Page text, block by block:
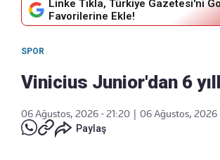
Linke Tıkla, Türkiye Gazetesi'ni
Favorilerine Ekle!
SPOR
Vinicius Junior'dan 6
06 Ağustos, 2026 - 21:20
06 Ağustos, 2026
Paylaş